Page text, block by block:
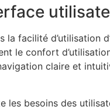
la facilité d’utilisation
le confort
claire et
les besoins des